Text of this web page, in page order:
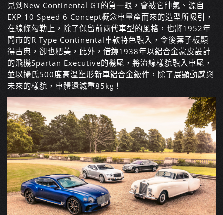
見到New Continental GT的第一眼，會被它帥氣、源自
EXP 10 Speed 6 Concept概念車量產而來的造型所吸引，
在線條勾勒上，除了保留前兩代車型的風格，也將1952年
問市的R Type Continental車款特色融入，令後葉子板顯
得古典，卻也肥美，此外，借鏡1938年以鋁合金蒙皮設計
的飛機Spartan Executive的機尾，將流線樣貌融入車尾，
並以攝氏500度高溫塑形新車鋁合金鈑件，除了展顯動感與
未來的樣貌，車體還減重85kg！